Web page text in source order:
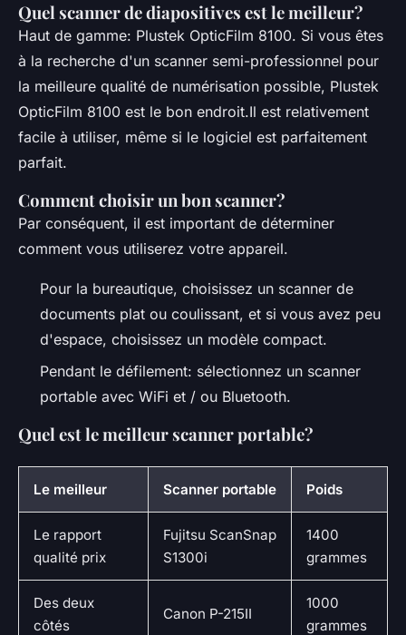
Quel scanner de diapositives est le meilleur?
Haut de gamme: Plustek OpticFilm 8100. Si vous êtes
à la recherche d'un scanner semi-professionnel pour
la meilleure qualité de numérisation possible, Plustek
OpticFilm 8100 est le bon endroit.Il est relativement
facile à utiliser, même si le logiciel est parfaitement
parfait.
Comment choisir un bon scanner?
Par conséquent, il est important de déterminer
comment vous utiliserez votre appareil.
Pour la bureautique, choisissez un scanner de
documents plat ou coulissant, et si vous avez peu
d'espace, choisissez un modèle compact.
Pendant le défilement: sélectionnez un scanner
portable avec WiFi et / ou Bluetooth.
Quel est le meilleur scanner portable?
Le meilleur Scanner portable Poids
Le rapport
qualité prix
Fujitsu ScanSnap
S1300i
1400
grammes
Des deux
côtés
Canon P-215II
1000
grammes